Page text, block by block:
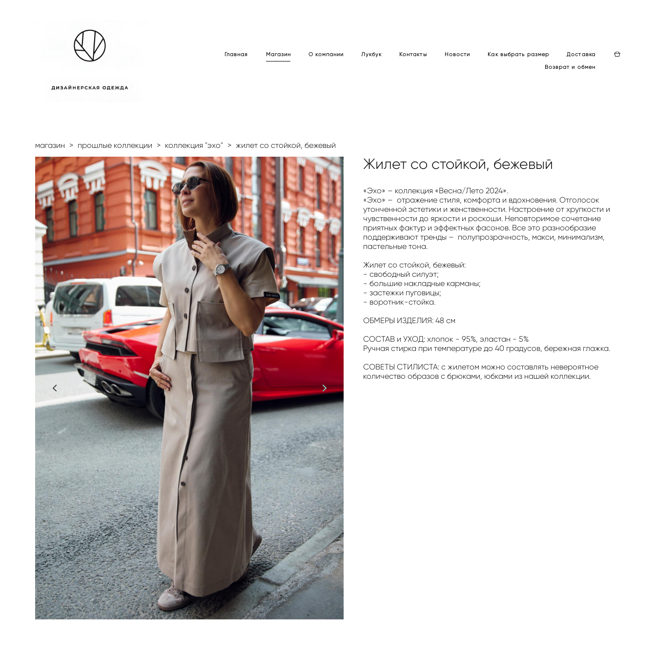
Главная Магазин О компании Лукбук Контакты Новости Как выбрать размер
Доставка
Возврат и обмен
магазин > прошлые коллекции > коллекция "эхо" > жилет со стойкой, бежевый
Жилет со стойкой, бежевый
«Эхо» – коллекция «Весна/Лето 2024».
«Эхо» – отражение стиля, комфорта и вдохновения. Отголосок
утонченной эстетики и женственности. Настроение от хрупкости и
чувственности до яркости и роскоши. Неповторимое сочетание
приятных фактур и эффектных фасонов. Все это разнообразие
поддерживают тренды – полупрозрачность, макси, минимализм,
пастельные тона.
Жилет со стойкой, бежевый:
- свободный силуэт;
- большие накладные карманы;
- застежки пуговицы;
- воротник-стойка.
ОБМЕРЫ ИЗДЕЛИЯ: 48 см
СОСТАВ и УХОД: хлопок - 95%, эластан - 5%
Ручная стирка при температуре до 40 градусов, бережная глажка.
СОВЕТЫ СТИЛИСТА: с жилетом можно составлять невероятное
количество образов с брюками, юбками из нашей коллекции.